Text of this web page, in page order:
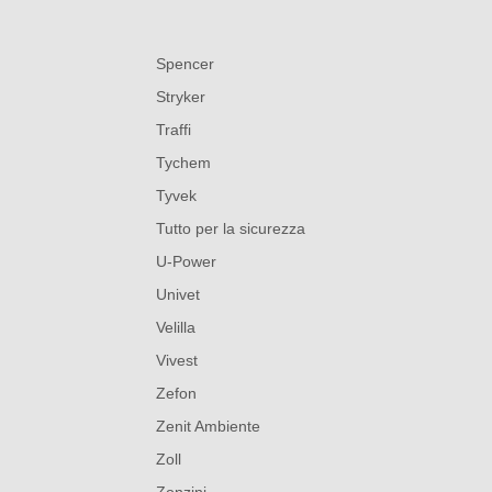
Spencer
Stryker
Traffi
Tychem
Tyvek
Tutto per la sicurezza
U-Power
Univet
Velilla
Vivest
Zefon
Zenit Ambiente
Zoll